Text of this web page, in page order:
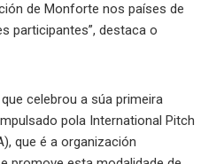
de Monforte nos países de
participantes”, destaca o
celebrou a súa primeira
pola International Pitch
que é a organización